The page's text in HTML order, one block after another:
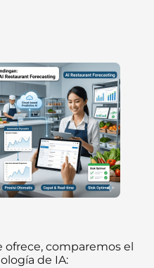
ofrece, comparemos el
de IA: